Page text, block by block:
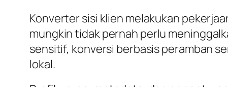
Konverter sisi klien melakukan
mungkin tidak pernah perlu
sensitif, konversi berbasis peramban
lokal.